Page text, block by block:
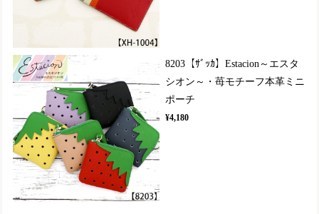
8203【ｻﾞｯｶ】Estacion～エスタ
シオン～・苺モチーフ本革ミニ
ポーチ
¥4,180